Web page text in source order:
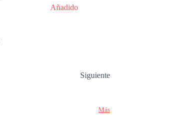
Añadido
Siguiente
Más